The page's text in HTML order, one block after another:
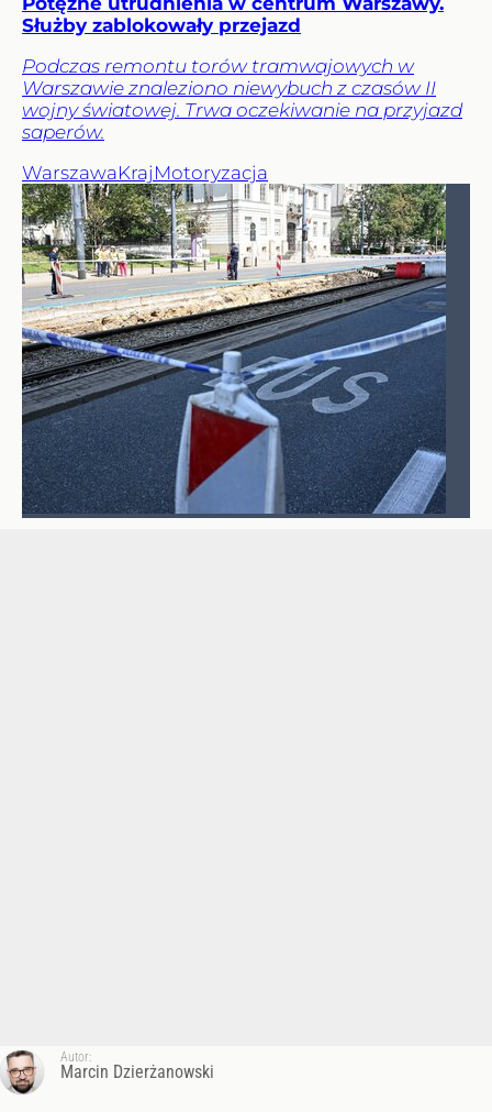
Służby zablokowały przejazd
Podczas remontu torów tramwajowych w
Warszawie znaleziono niewybuch z czasów II
wojny światowej. Trwa oczekiwanie na przyjazd
saperów.
WarszawaKraj Motoryzacja
Autor:
Marcin Dzierżanowski